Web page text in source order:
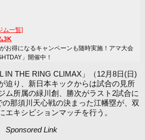
ム一覧]
3K
お得になるキャンペーンも随時実施！アマ大会
」開催中！
THE RING CLIMAX」（12月8日(日)
迫り、新日本キックからは試合の見所
ム所属の緑川創、勝次がラスト2試合に
の那須川天心戦の決まった江幡塁が、双
エキシビションマッチを行う。
Sponsored Link